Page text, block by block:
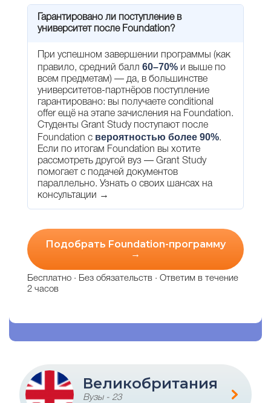
Гарантировано ли поступление в
университет после Foundation?
При успешном завершении программы (как
правило, средний балл 60–70% и выше по
всем предметам) — да, в большинстве
университетов-партнёров поступление
гарантировано: вы получаете conditional
offer ещё на этапе зачисления на Foundation.
Студенты Grant Study поступают после
Foundation с вероятностью более 90%.
Если по итогам Foundation вы хотите
рассмотреть другой вуз — Grant Study
помогает с подачей документов
параллельно. Узнать о своих шансах на
консультации →
Подобрать Foundation-программу
→
Бесплатно · Без обязательств · Ответим в течение
2 часов
Великобритания
Вузы - 23